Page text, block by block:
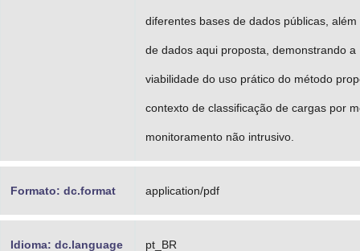
diferentes bases de dados públicas, além
de dados aqui proposta, demonstrando a
viabilidade do uso prático do método
contexto de classificação de cargas por
monitoramento não intrusivo.
Formato: dc.format application/pdf
Idioma: dc.language pt_BR